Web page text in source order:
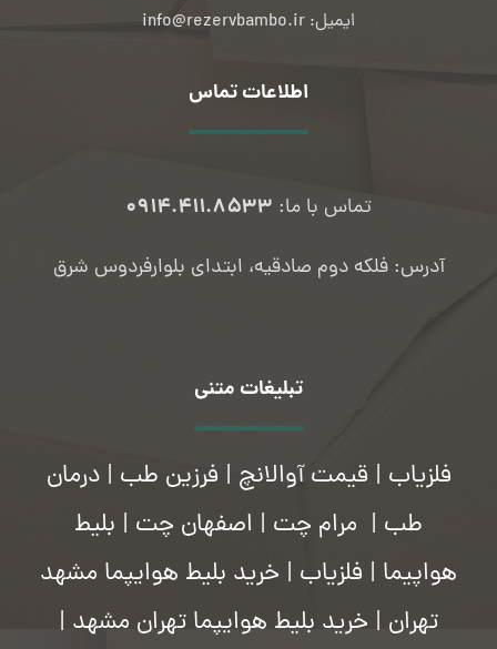
ایمیل: info@rezervbambo.ir
اطلاعات تماس
تماس با ما: ۰۹۱۴.۴۱۱.۸۵۳۳
آدرس: فلکه دوم صادقیه، ابتدای بلوارفردوس شرق
تبلیغات متنی
فلزیاب | قیمت آوالانچ | فرزین طب |درمان
طب | مرام چت | اصفهان چت | بلیط
هواپیما | فلزیاب | خرید بلیط هوایپما مشهد
تهران | خرید بلیط هوایپما تهران مشهد |